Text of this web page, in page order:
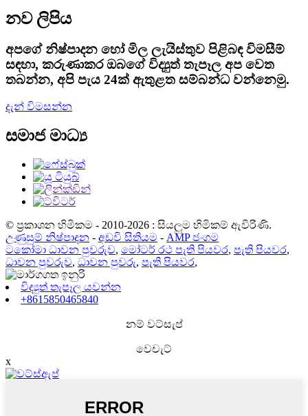
නව ලිපිය
අපගේ නිෂ්පාදන හෝ මිල ලැයිස්තුව පිළිබඳ විමසීම්
සඳහා, කරුණාකර ඔබගේ විද්‍යුත් තැපෑල අප වෙත
තබන්න, අපි පැය 24ක් ඇතුළත සම්බන්ධ වන්නෙමු.
දැන් විමසන්න
සමාජ මාධ්‍ය
© ප්‍රකාශන හිමිකම - 2010-2026 : සියලුම හිමිකම් ඇවිරිණි.
උණුසුම් නිෂ්පාදන - අඩවි සිතියම - AMP ජංගම
ටකෝමා ධාවන පුවරුව, මෝටර් රථ පැති පියවර, පැති පියවර,
ධාවන පුවරුව, ධාවන පුවරු, පැති පියවර,
විද්‍යුත් තැපෑල යවන්න
+8615850465840
නම් වට්සැප්
වෙචැට්
x